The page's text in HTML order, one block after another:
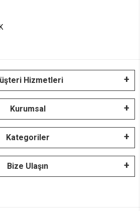
Hizmetleri
Kurumsal
Kategoriler
Bize Ulaşın